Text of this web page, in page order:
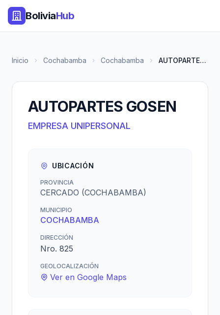
BoliviaHub
Inicio Cochabamba Cochabamba AUTOPARTES GOSEN
AUTOPARTES GOSEN
EMPRESA UNIPERSONAL
UBICACIÓN
PROVINCIA
CERCADO (COCHABAMBA)
MUNICIPIO
COCHABAMBA
DIRECCIÓN
Nro. 825
GEOLOCALIZACIÓN
Ver en Google Maps